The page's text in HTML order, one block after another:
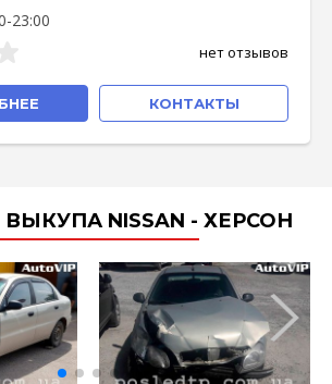
23:00
нет отзывов
КОНТАКТЫ
NISSAN - ХЕРСОН